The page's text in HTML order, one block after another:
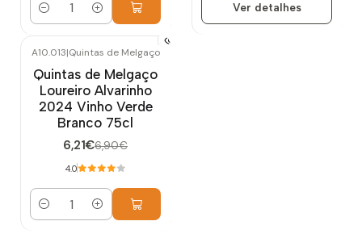
Quantidade
Ver detalhes
A10.013|Quintas de Melgaço
Quintas de Melgaço
Loureiro Alvarinho
2024 Vinho Verde
Branco 75cl
6,21€6,90€
4.0
Quantidade